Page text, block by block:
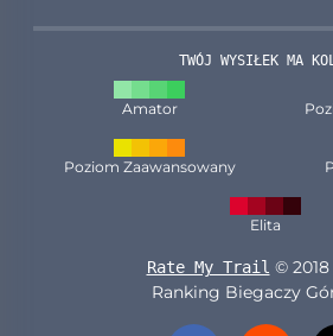
TWÓJ WYSIŁEK MA
Amator
Poziom Zaawansowany
Elita
Rate My Trail ©
Ranking Biegaczy